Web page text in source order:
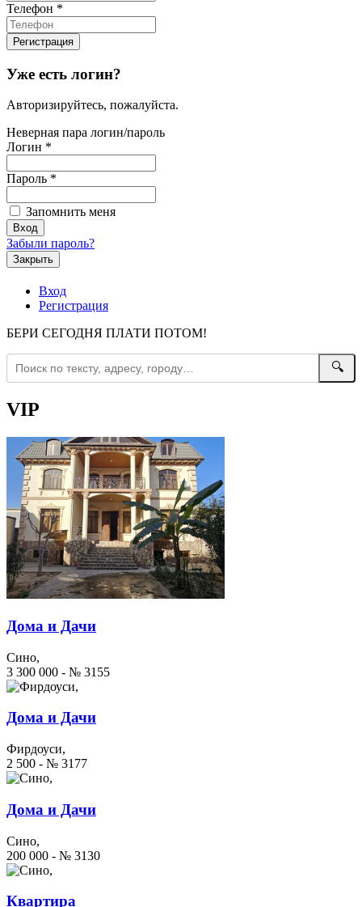
Телефон *
Уже есть логин?
Авторизируйтесь, пожалуйста.
Неверная пара логин/пароль
Логин *
Пароль *
Запомнить меня
Забыли пароль?
Закрыть
Вход
Регистрация
БЕРИ СЕГОДНЯ ПЛАТИ ПОТОМ!
🔍
VIP
Дома и Дачи
Сино,
3 300 000 - № 3155
Дома и Дачи
Фирдоуси,
2 500 - № 3177
Дома и Дачи
Сино,
200 000 - № 3130
Квартира